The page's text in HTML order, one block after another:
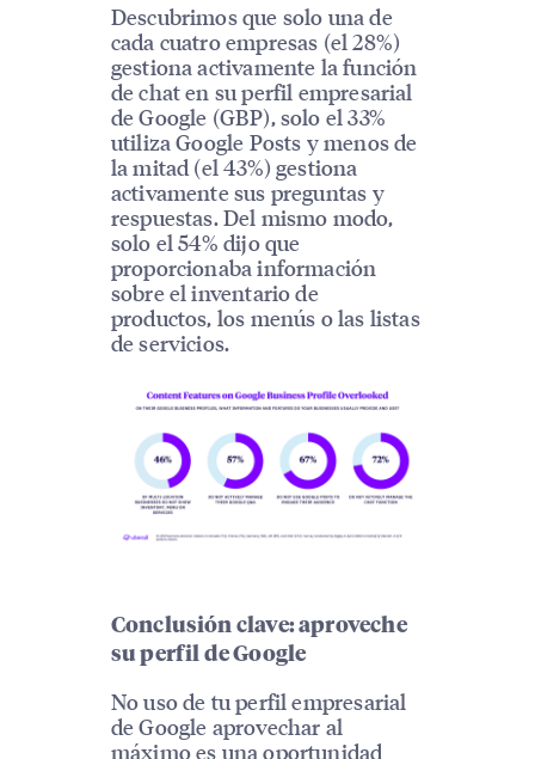
Descubrimos que solo una de
cada cuatro empresas (el 28%)
gestiona activamente la función
de chat en su perfil empresarial
de Google (GBP), solo el 33%
utiliza Google Posts y menos de
la mitad (el 43%) gestiona
activamente sus preguntas y
respuestas. Del mismo modo,
solo el 54% dijo que
proporcionaba información
sobre el inventario de
productos, los menús o las listas
de servicios.
Conclusión clave: aproveche
su perfil de Google
No uso de tu perfil empresarial
de Google aprovechar al
máximo es una oportunidad